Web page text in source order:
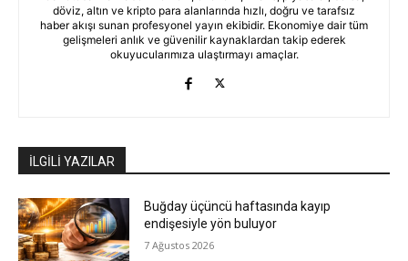
döviz, altın ve kripto para alanlarında hızlı, doğru ve tarafsız
haber akışı sunan profesyonel yayın ekibidir. Ekonomiye dair tüm
gelişmeleri anlık ve güvenilir kaynaklardan takip ederek
okuyucularımıza ulaştırmayı amaçlar.
İLGİLİ YAZILAR
Buğday üçüncü haftasında kayıp
endişesiyle yön buluyor
7 Ağustos 2026